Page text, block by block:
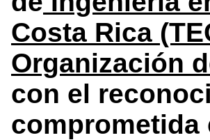
Costa Rica
Organización
con el
comprometida